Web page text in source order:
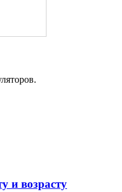
и возрасту